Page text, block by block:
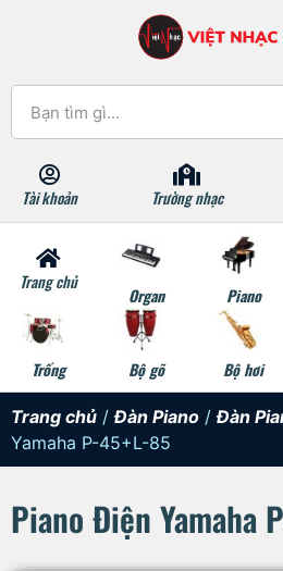
Tài khoản Trường nhạc
Trang chủ
Organ Piano
Trống Bộ gõ Bộ hơi
Trang chủ /Đàn Piano /Đàn
Yamaha P-45+L-85
Piano Điện Yamaha